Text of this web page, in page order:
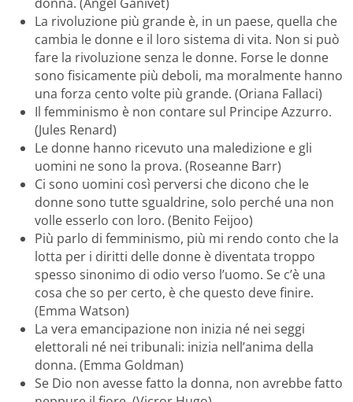
La rivoluzione più grande è, in un paese, quella che
cambia le donne e il loro sistema di vita. Non si può
fare la rivoluzione senza le donne. Forse le donne
sono fisicamente più deboli, ma moralmente hanno
una forza cento volte più grande. (Oriana Fallaci)
Il femminismo è non contare sul Principe Azzurro.
(Jules Renard)
Le donne hanno ricevuto una maledizione e gli
uomini ne sono la prova. (Roseanne Barr)
Ci sono uomini così perversi che dicono che le
donne sono tutte sgualdrine, solo perché una non
volle esserlo con loro. (Benito Feijoo)
Più parlo di femminismo, più mi rendo conto che la
lotta per i diritti delle donne è diventata troppo
spesso sinonimo di odio verso l’uomo. Se c’è una
cosa che so per certo, è che questo deve finire.
(Emma Watson)
La vera emancipazione non inizia né nei seggi
elettorali né nei tribunali: inizia nell’anima della
donna. (Emma Goldman)
Se Dio non avesse fatto la donna, non avrebbe fatto